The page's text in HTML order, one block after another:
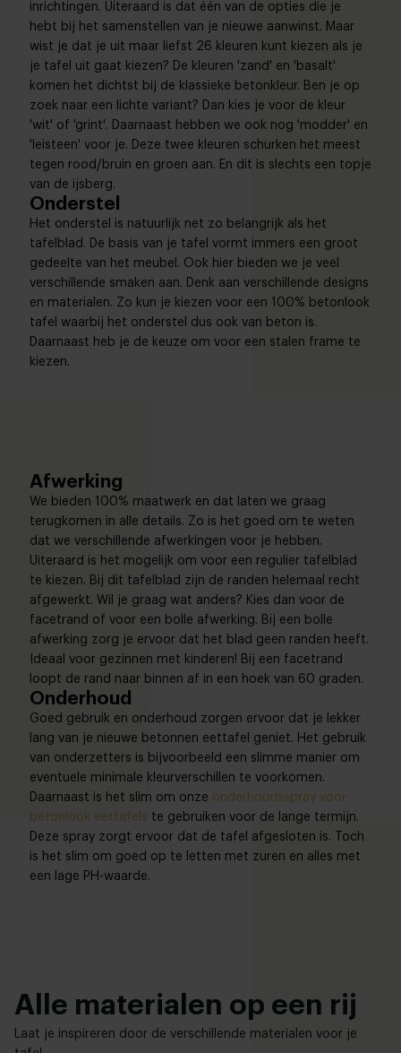
inrichtingen. Uiteraard is dat één van de opties die je
hebt bij het samenstellen van je nieuwe aanwinst. Maar
wist je dat je uit maar liefst 26 kleuren kunt kiezen als je
je tafel uit gaat kiezen? De kleuren 'zand' en 'basalt'
komen het dichtst bij de klassieke betonkleur. Ben je op
zoek naar een lichte variant? Dan kies je voor de kleur
'wit' of 'grint'. Daarnaast hebben we ook nog 'modder' en
'leisteen' voor je. Deze twee kleuren schurken het meest
tegen rood/bruin en groen aan. En dit is slechts een topje
van de ijsberg.
Onderstel
Het onderstel is natuurlijk net zo belangrijk als het
tafelblad. De basis van je tafel vormt immers een groot
gedeelte van het meubel. Ook hier bieden we je veel
verschillende smaken aan. Denk aan verschillende designs
en materialen. Zo kun je kiezen voor een 100% betonlook
tafel waarbij het onderstel dus ook van beton is.
Daarnaast heb je de keuze om voor een stalen frame te
kiezen.
Afwerking
We bieden 100% maatwerk en dat laten we graag
terugkomen in alle details. Zo is het goed om te weten
dat we verschillende afwerkingen voor je hebben.
Uiteraard is het mogelijk om voor een regulier tafelblad
te kiezen. Bij dit tafelblad zijn de randen helemaal recht
afgewerkt. Wil je graag wat anders? Kies dan voor de
facetrand of voor een bolle afwerking. Bij een bolle
afwerking zorg je ervoor dat het blad geen randen heeft.
Ideaal voor gezinnen met kinderen! Bij een facetrand
loopt de rand naar binnen af in een hoek van 60 graden.
Onderhoud
Goed gebruik en onderhoud zorgen ervoor dat je lekker
lang van je nieuwe betonnen eettafel geniet. Het gebruik
van onderzetters is bijvoorbeeld een slimme manier om
eventuele minimale kleurverschillen te voorkomen.
Daarnaast is het slim om onze onderhoudsspray voor
betonlook eettafels te gebruiken voor de lange termijn.
Deze spray zorgt ervoor dat de tafel afgesloten is. Toch
is het slim om goed op te letten met zuren en alles met
een lage PH-waarde.
Alle materialen op een rij
Laat je inspireren door de verschillende materialen voor je